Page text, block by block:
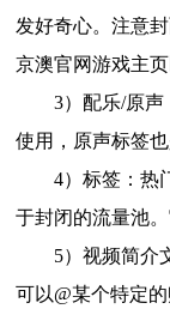
发好奇心。注意
京澳官网游戏主
3）配乐/原
使用，原声标签
4）标签：热
于封闭的流量池
5）视频简介
可以@某个特定